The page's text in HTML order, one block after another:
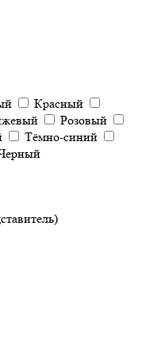
Красный
Розовый
Тёмно-синий